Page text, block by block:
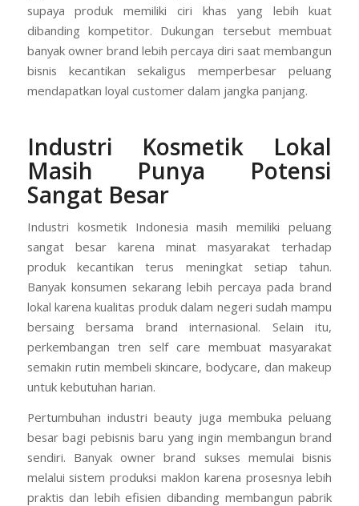
supaya produk memiliki ciri khas yang lebih kuat
dibanding kompetitor. Dukungan tersebut membuat
banyak owner brand lebih percaya diri saat membangun
bisnis kecantikan sekaligus memperbesar peluang
mendapatkan loyal customer dalam jangka panjang.
Industri Kosmetik Lokal
Masih Punya Potensi
Sangat Besar
Industri kosmetik Indonesia masih memiliki peluang
sangat besar karena minat masyarakat terhadap
produk kecantikan terus meningkat setiap tahun.
Banyak konsumen sekarang lebih percaya pada brand
lokal karena kualitas produk dalam negeri sudah mampu
bersaing bersama brand internasional. Selain itu,
perkembangan tren self care membuat masyarakat
semakin rutin membeli skincare, bodycare, dan makeup
untuk kebutuhan harian.
Pertumbuhan industri beauty juga membuka peluang
besar bagi pebisnis baru yang ingin membangun brand
sendiri. Banyak owner brand sukses memulai bisnis
melalui sistem produksi maklon karena prosesnya lebih
praktis dan lebih efisien dibanding membangun pabrik